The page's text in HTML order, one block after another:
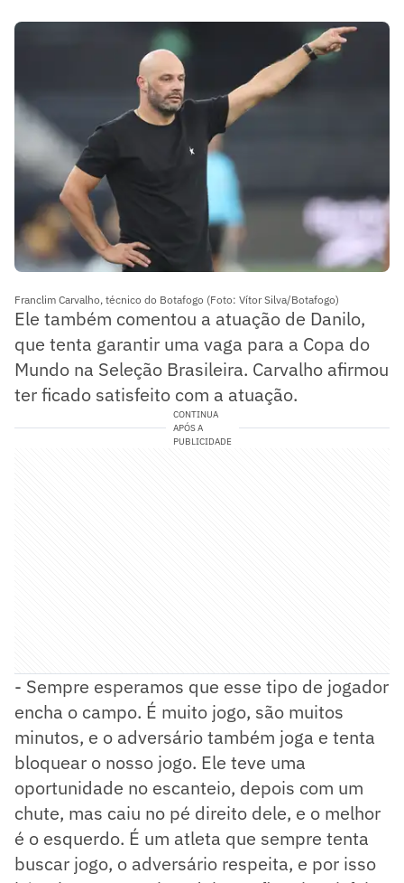
Veja a tabela do Campeonato Brasileiro
Franclim Carvalho, técnico do Botafogo (Foto: Vítor Silva/Botafogo)
Ele também comentou a atuação de Danilo,
que tenta garantir uma vaga para a Copa do
Mundo na Seleção Brasileira. Carvalho afirmou
ter ficado satisfeito com a atuação.
CONTINUA
APÓS A
PUBLICIDADE
- Sempre esperamos que esse tipo de jogador
encha o campo. É muito jogo, são muitos
minutos, e o adversário também joga e tenta
bloquear o nosso jogo. Ele teve uma
oportunidade no escanteio, depois com um
chute, mas caiu no pé direito dele, e o melhor
é o esquerdo. É um atleta que sempre tenta
buscar jogo, o adversário respeita, e por isso